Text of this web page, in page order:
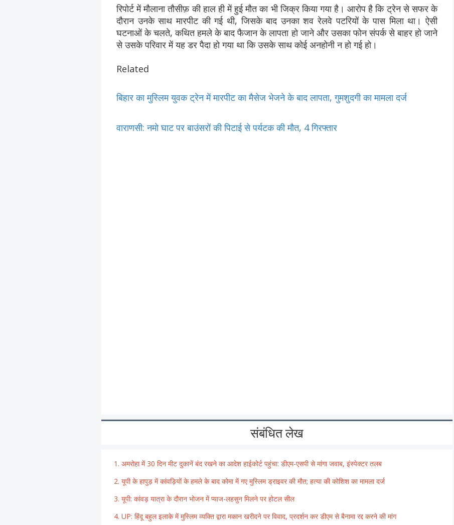
रिपोर्ट में मौलाना तौसीफ़ की हाल ही में हुई मौत का भी जिक्र किया गया है। आरोप है कि ट्रेन से सफर के
दौरान उनके साथ मारपीट की गई थी, जिसके बाद उनका शव रेलवे पटरियों के पास मिला था। ऐसी
घटनाओं के चलते, कथित हमले के बाद फैजान के लापता हो जाने और उसका फोन संपर्क से बाहर हो जाने
से उसके परिवार में यह डर पैदा हो गया था कि उसके साथ कोई अनहोनी न हो गई हो।
Related
बिहार का मुस्लिम युवक ट्रेन में मारपीट का मैसेज भेजने के बाद लापता, गुमशुदगी का मामला दर्ज
वाराणसी: नमो घाट पर बाउंसरों की पिटाई से पर्यटक की मौत, 4 गिरफ्तार
संबंधित लेख
अमरोहा में 30 दिन मीट दुकानें बंद रखने का आदेश हाईकोर्ट पहुंचा: डीएम-एसपी से मांगा जवाब, इंस्पेक्टर तलब
यूपी के हापुड़ में कांवड़ियों के हमले के बाद कोमा में गए मुस्लिम ड्राइवर की मौत; हत्या की कोशिश का मामला दर्ज
यूपी: कांवड़ यात्रा के दौरान भोजन में प्याज-लहसुन मिलने पर होटल सील
UP: हिंदू बहुल इलाके में मुस्लिम व्यक्ति द्वारा मकान खरीदने पर विवाद, प्रदर्शन कर डीएम से बैनामा रद्द करने की मांग